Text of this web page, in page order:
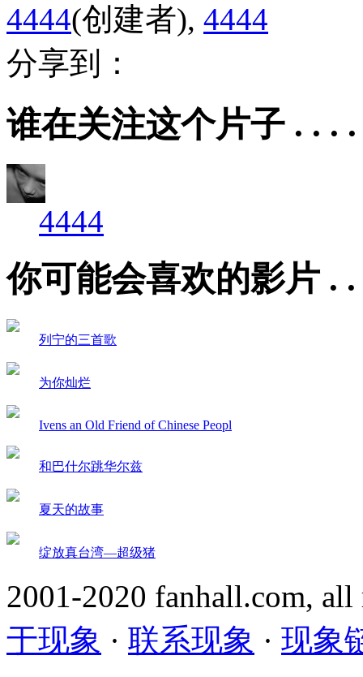
4444(创建者), 4444
分享到：
谁在关注这个片子 . . . .
4444
你可能会喜欢的影片 . .
列宁的三首歌
为你灿烂
Ivens an Old Friend of Chinese Peopl
和巴什尔跳华尔兹
夏天的故事
绽放真台湾—超级猪
2001-2020 fanhall.com,
于现象 · 联系现象 · 现象